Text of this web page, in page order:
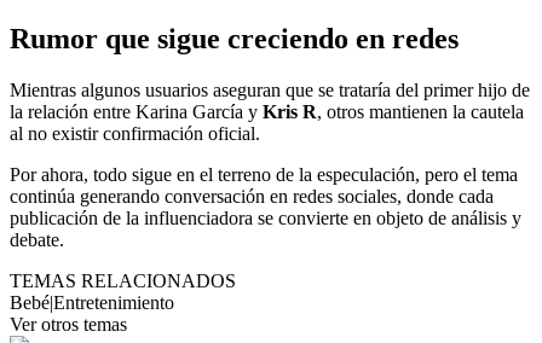
Rumor que sigue creciendo en redes
Mientras algunos usuarios aseguran que se trataría del primer hijo de
la relación entre Karina García y Kris R, otros mantienen la cautela
al no existir confirmación oficial.
Por ahora, todo sigue en el terreno de la especulación, pero el tema
continúa generando conversación en redes sociales, donde cada
publicación de la influenciadora se convierte en objeto de análisis y
debate.
TEMAS RELACIONADOS
Bebé|Entretenimiento
Ver otros temas